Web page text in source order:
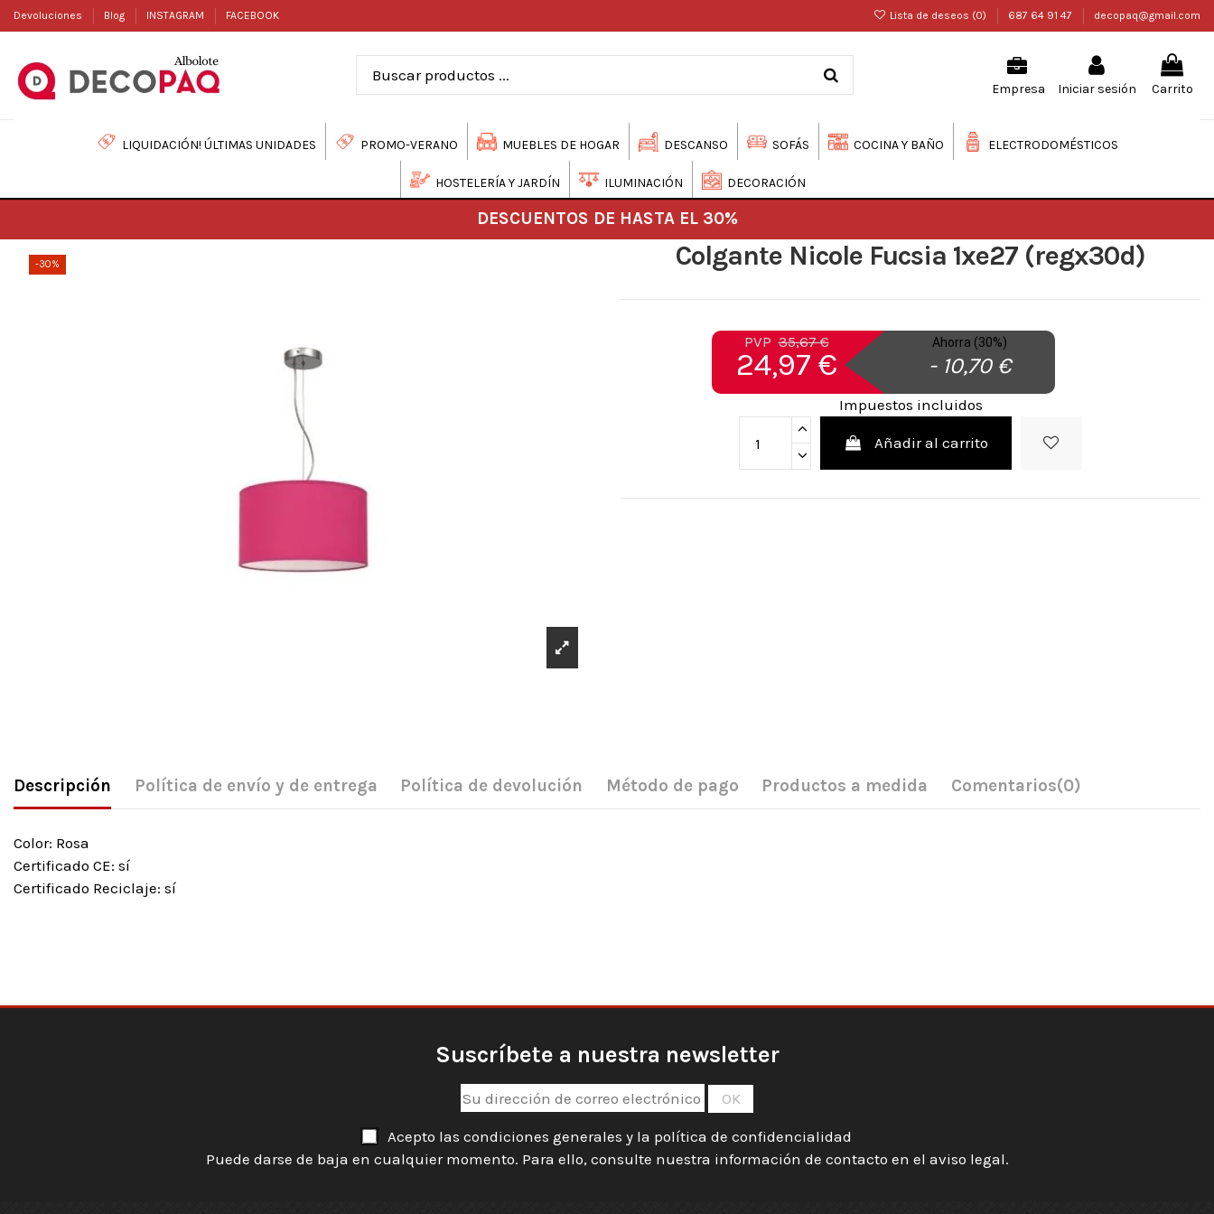
Devoluciones Blog INSTAGRAM FACEBOOK Lista de deseos (0) 687 64 91 47 decopaq@gmail.com
Empresa Iniciar sesión Carrito
LIQUIDACIÓN! ÚLTIMAS UNIDADES PROMO-VERANO MUEBLES DE HOGAR DESCANSO SOFÁS COCINA Y BAÑO ELECTRODOMÉSTICOS
HOSTELERÍA Y JARDÍN ILUMINACIÓN DECORACIÓN
DESCUENTOS DE HASTA EL 30%
-30% Colgante Nicole Fucsia 1xe27 (regx30d)
PVP35,67 €
24,97 €
Ahorra (30%)
- 10,70 €
Impuestos incluidos
Añadir al carrito
Descripción Política de envío y de entrega Política de devolución Método de pago Productos a medida Comentarios(0)
Color: Rosa
Certificado CE: sí
Certificado Reciclaje: sí
Suscríbete a nuestra newsletter
Acepto las condiciones generales y la política de confidencialidad
Puede darse de baja en cualquier momento. Para ello, consulte nuestra información de contacto en el aviso legal.